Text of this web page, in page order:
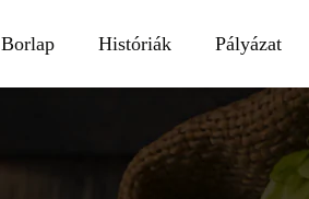
Borlap Históriák Pályázat